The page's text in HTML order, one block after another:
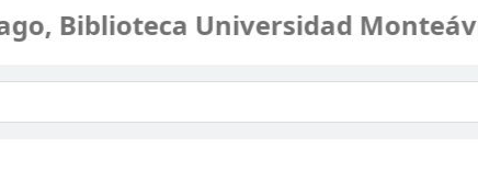
Biblioteca Universidad Monteávila